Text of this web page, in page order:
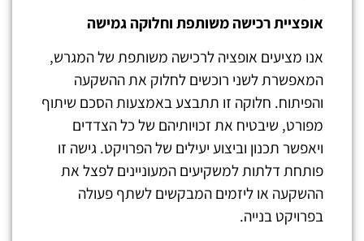
אופציית רכישה משותפת וחלוקה גמישה
אנו מציעים אופציה לרכישה משותפת של המגרש,
המאפשרת לשני רוכשים לחלוק את ההשקעה
והפיתוח. חלוקה זו תתבצע באמצעות הסכם שיתוף
מפורט, שיבטיח את זכויותיהם של כל הצדדים
ויאפשר תכנון וביצוע יעילים של הפרויקט. גישה זו
פותחת דלתות למשקיעים המעוניינים לפצל את
ההשקעה או ליזמים המבקשים לשתף פעולה
בפרויקט בנייה.